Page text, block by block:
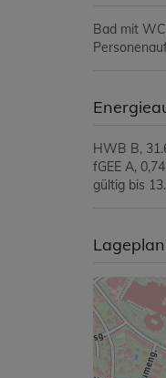
Bad mit WC
HWB B,
fGEE A, 0,74
gültig bis
Lageplan